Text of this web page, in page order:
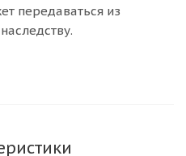
передаваться из